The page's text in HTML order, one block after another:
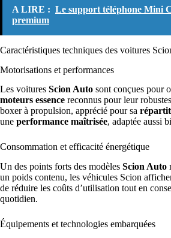
A LIRE : Le support téléphone Mini
premium
Caractéristiques techniques des voitures
Motorisations et performances
Les voitures Scion Auto sont conçues pour
moteurs essence reconnus pour leur
boxer à propulsion, apprécié pour sa
une performance maîtrisée, adaptée aussi
Consommation et efficacité énergétique
Un des points forts des modèles Scion Auto
un poids contenu, les véhicules Scion
de réduire les coûts d’utilisation tout en
quotidien.
Équipements et technologies embarquées